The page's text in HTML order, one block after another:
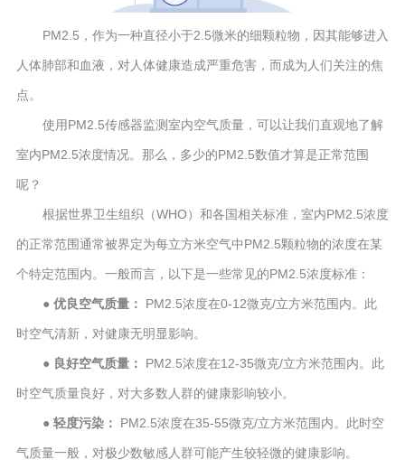
PM2.5，作为一种直径小于2.5微米的细颗粒物，因其能够进入
人体肺部和血液，对人体健康造成严重危害，而成为人们关注的焦
点。
使用PM2.5传感器监测室内空气质量，可以让我们直观地了解
室内PM2.5浓度情况。那么，多少的PM2.5数值才算是正常范围
呢？
根据世界卫生组织（WHO）和各国相关标准，室内PM2.5浓度
的正常范围通常被界定为每立方米空气中PM2.5颗粒物的浓度在某
个特定范围内。一般而言，以下是一些常见的PM2.5浓度标准：
● 优良空气质量： PM2.5浓度在0-12微克/立方米范围内。此
时空气清新，对健康无明显影响。
● 良好空气质量： PM2.5浓度在12-35微克/立方米范围内。此
时空气质量良好，对大多数人群的健康影响较小。
● 轻度污染： PM2.5浓度在35-55微克/立方米范围内。此时空
气质量一般，对极少数敏感人群可能产生较轻微的健康影响。